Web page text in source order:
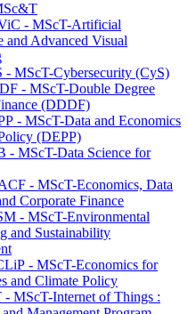
- MScT-Artificial
and Advanced Visual
- MScT-Cybersecurity (CyS)
- MScT-Double Degree
(DDDF)
- MScT-Data and Economics
(DEPP)
- MScT-Data Science for
- MScT-Economics, Data
Corporate Finance
- MScT-Environmental
and Sustainability
- MScT-Economics for
and Climate Policy
MScT-Internet of Things :